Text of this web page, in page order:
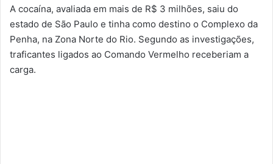
A cocaína, avaliada em mais de R$ 3 milhões, saiu do
estado de São Paulo e tinha como destino o Complexo da
Penha, na Zona Norte do Rio. Segundo as investigações,
traficantes ligados ao Comando Vermelho receberiam a
carga.